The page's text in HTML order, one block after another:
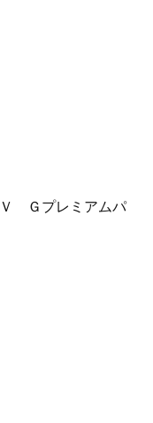
Ｇプレミアムパ